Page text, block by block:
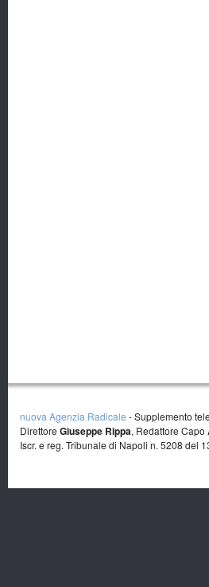
nuova Agenzia Radicale - Supplemento
Direttore Giuseppe Rippa, Redattore Capo
Iscr. e reg. Tribunale di Napoli n. 5208 del